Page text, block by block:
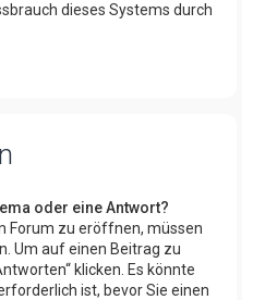
dieses Systems durch
oder eine Antwort?
Forum zu eröffnen, müssen
Um auf einen Beitrag zu
klicken. Es könnte
ist, bevor Sie einen